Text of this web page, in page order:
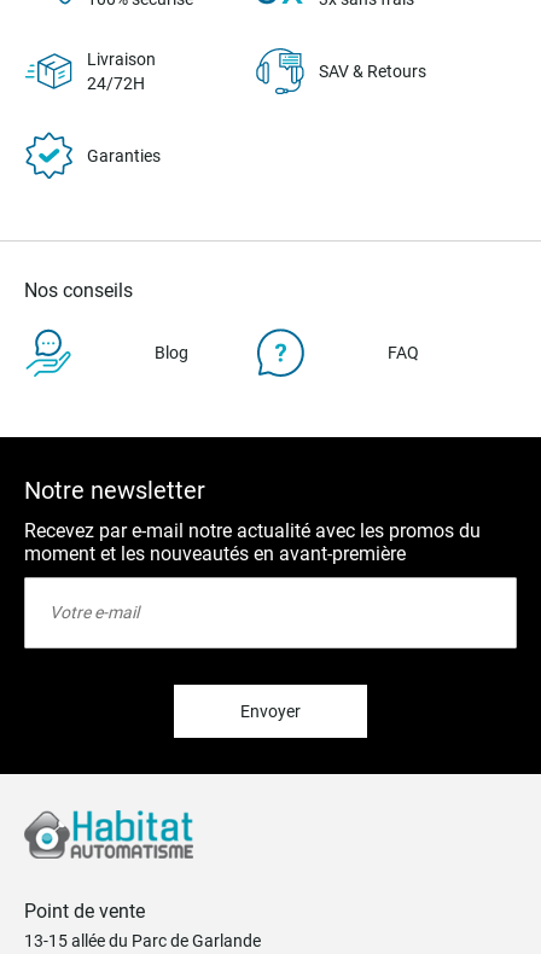
Livraison
24/72H
SAV & Retours
Garanties
Nos conseils
Blog FAQ
Notre newsletter
Recevez par e-mail notre actualité avec les promos du
moment et les nouveautés en avant-première
Envoyer
Point de vente
13-15 allée du Parc de Garlande